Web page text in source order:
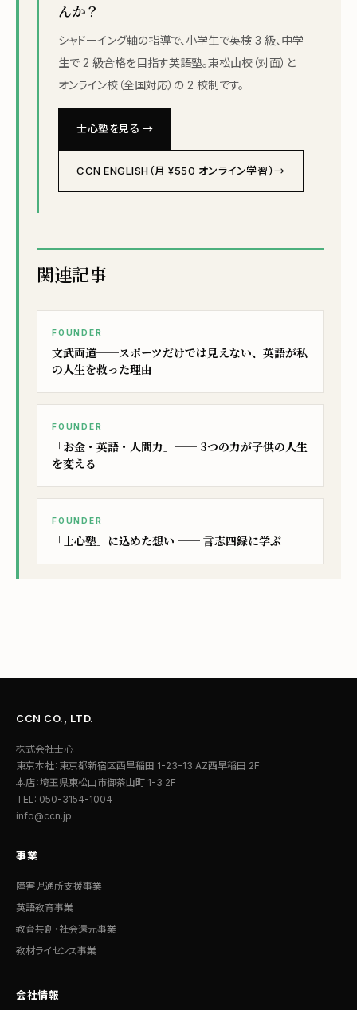
んか？
シャドーイング軸の指導で、小学生で英検 3 級、中学
生で 2 級合格を目指す英語塾。東松山校（対面）と
オンライン校（全国対応）の 2 校制です。
士心塾を見る →
CCN ENGLISH（月 ¥550 オンライン学習）→
関連記事
FOUNDER
文武両道──スポーツだけでは見えない、英語が私
の人生を救った理由
FOUNDER
「お金・英語・人間力」── 3つの力が子供の人生
を変える
FOUNDER
「士心塾」に込めた想い ── 言志四録に学ぶ
CCN CO., LTD.
株式会社士心
東京本社：東京都新宿区西早稲田 1-23-13 AZ西早稲田 2F
本店：埼玉県東松山市御茶山町 1-3 2F
TEL: 050-3154-1004
info@ccn.jp
事業
障害児通所支援事業
英語教育事業
教育共創・社会還元事業
教材ライセンス事業
会社情報